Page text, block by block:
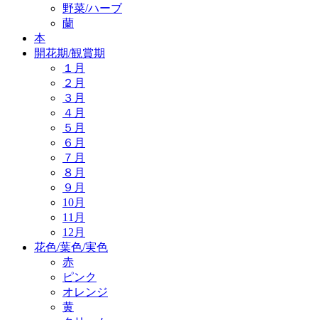
野菜/ハーブ
蘭
本
開花期/観賞期
１月
２月
３月
４月
５月
６月
７月
８月
９月
10月
11月
12月
花色/葉色/実色
赤
ピンク
オレンジ
黄